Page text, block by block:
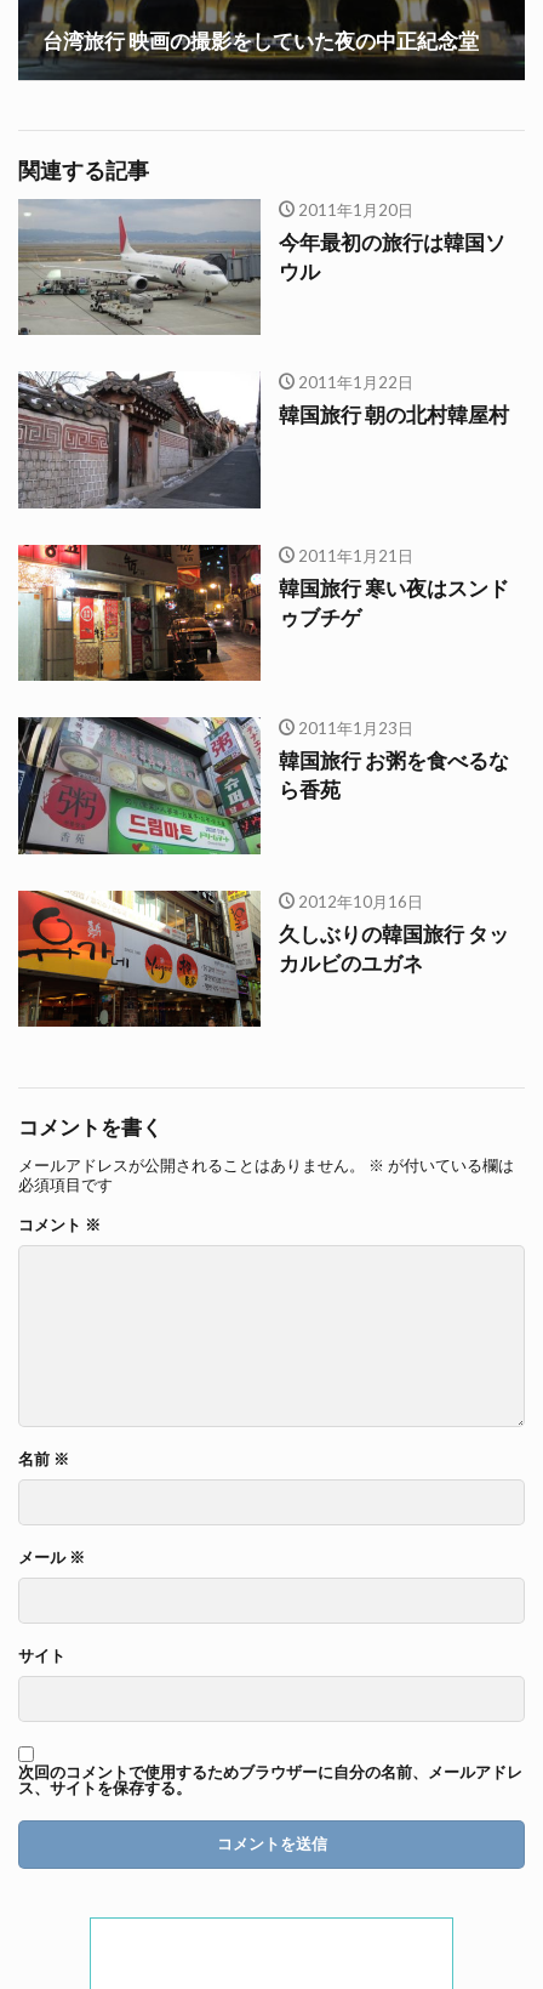
台湾旅行 映画の撮影をしていた夜の中正紀念堂
関連する記事
2011年1月20日
今年最初の旅行は韓国ソ
ウル
2011年1月22日
韓国旅行 朝の北村韓屋村
2011年1月21日
韓国旅行 寒い夜はスンド
ゥブチゲ
2011年1月23日
韓国旅行 お粥を食べるな
ら香苑
2012年10月16日
久しぶりの韓国旅行 タッ
カルビのユガネ
コメントを書く
メールアドレスが公開されることはありません。 ※ が付いている欄は
必須項目です
コメント ※
名前 ※
メール ※
サイト
次回のコメントで使用するためブラウザーに自分の名前、メールアドレ
ス、サイトを保存する。